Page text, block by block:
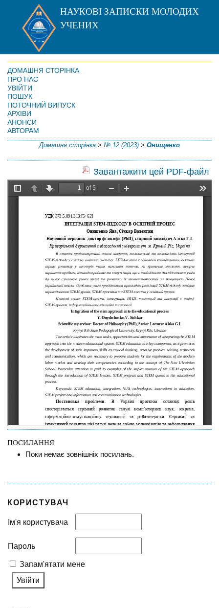
НАУКОВІ ЗАПИСКИ МОЛОДИХ
УЧЕНИХ
КОРИСТУВАЧ
Ім'я користувача
Пароль
Запам'ятати мене
ДОМАШНЯ СТОРІНКА
ПРО НАС
УВІЙТИ
ПОШУК
ПОТОЧНИЙ ВИПУСК
АРХІВИ
АНОНСИ
АВТОРАМ
Домашня сторінка > № 12 (2023) > Онищенко
Завантажити цей PDF-файл
ПОСИЛАННЯ
Поки немає зовнішніх посилань.